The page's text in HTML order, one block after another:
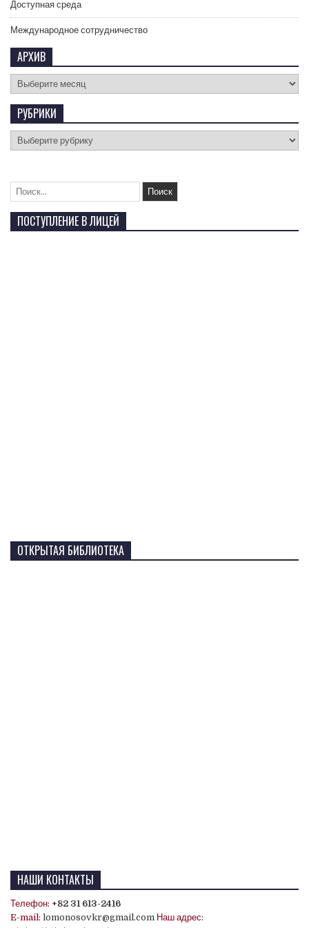
Доступная среда
Международное сотрудничество
АРХИВ
РУБРИКИ
ПОСТУПЛЕНИЕ В ЛИЦЕЙ
ОТКРЫТАЯ БИБЛИОТЕКА
НАШИ КОНТАКТЫ
Телефон: +82 31 613-2416
E-mail: lomonosovkr@gmail.com Наш адрес: